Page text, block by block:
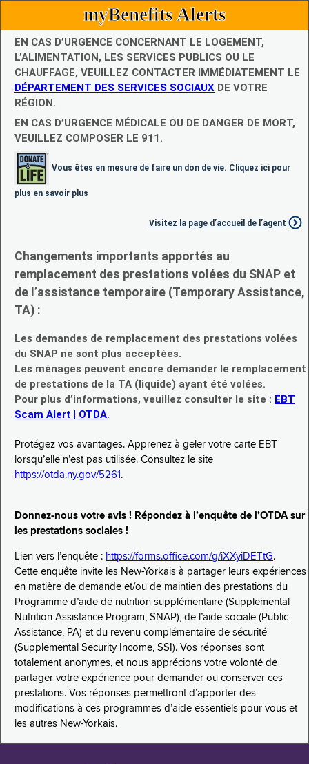
myBenefits Alerts
EN CAS D’URGENCE CONCERNANT LE LOGEMENT,
L’ALIMENTATION, LES SERVICES PUBLICS OU LE
CHAUFFAGE, VEUILLEZ CONTACTER IMMÉDIATEMENT LE
DÉPARTEMENT DES SERVICES SOCIAUX DE VOTRE
RÉGION.
EN CAS D’URGENCE MÉDICALE OU DE DANGER DE MORT,
VEUILLEZ COMPOSER LE 911.
Vous êtes en mesure de faire un don de vie. Cliquez ici pour
plus en savoir plus
Visitez la page d’accueil de l’agent
Changements importants apportés au
remplacement des prestations volées du SNAP et
de l’assistance temporaire (Temporary Assistance,
TA) :
Les demandes de remplacement des prestations volées
du SNAP ne sont plus acceptées.
Les ménages peuvent encore demander le remplacement
de prestations de la TA (liquide) ayant été volées.
Pour plus d’informations, veuillez consulter le site : EBT
Scam Alert | OTDA.
Protégez vos avantages. Apprenez à geler votre carte EBT
lorsqu’elle n’est pas utilisée. Consultez le site
https://otda.ny.gov/5261 .
Donnez-nous votre avis ! Répondez à l’enquête de l’OTDA sur
les prestations sociales !
Lien vers l’enquête : https://forms.office.com/g/iXXyiDETtG.
Cette enquête invite les New-Yorkais à partager leurs expériences
en matière de demande et/ou de maintien des prestations du
Programme d’aide de nutrition supplémentaire (Supplemental
Nutrition Assistance Program, SNAP), de l’aide sociale (Public
Assistance, PA) et du revenu complémentaire de sécurité
(Supplemental Security Income, SSI). Vos réponses sont
totalement anonymes, et nous apprécions votre volonté de
partager votre expérience pour demander ou conserver ces
prestations. Vos réponses permettront d’apporter des
modifications à ces programmes d’aide essentiels pour vous et
les autres New-Yorkais.